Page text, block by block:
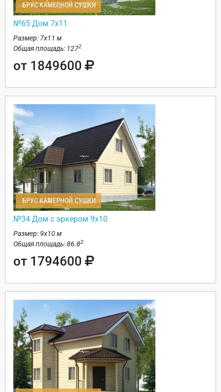
БРУС КАМЕРНОЙ СУШКИ
№65 Дом 7х11
Размер: 7х11 м
Общая площадь: 1272
от 1849600
БРУС КАМЕРНОЙ СУШКИ
№34 Дом с эркером 9х10
Размер: 9х10 м
Общая площадь: 86.82
от 1794600